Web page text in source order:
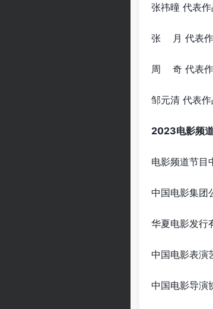
张祎曈 代
张 月 代表
周 奇 代
邹元清 代表
2023电影频
电影频道节目
中国电影集团
华夏电影发行
中国电影表演
中国电影导演